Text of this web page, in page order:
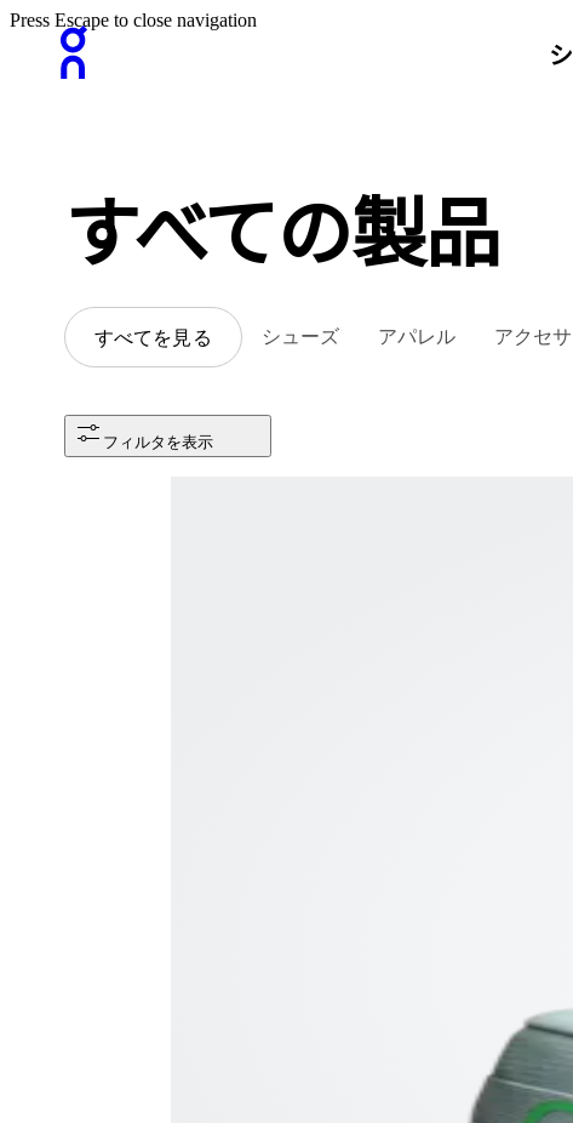
Press Escape to close navigation
すべての​​製品
すべてを見る シューズ アパレル アクセ
フィルタを表示